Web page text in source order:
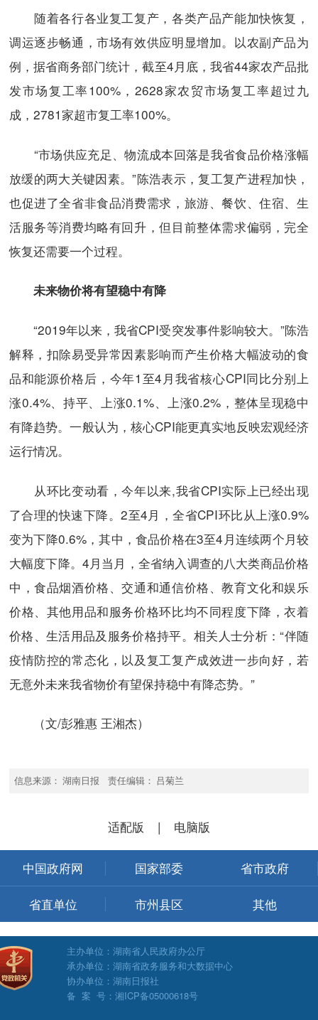
随着各行各业复工复产，各类产品产能加快恢复，
调运逐步畅通，市场有效供应明显增加。以农副产品为
例，据省商务部门统计，截至4月底，我省44家农产品批
发市场复工率100%，2628家农贸市场复工率超过九
成，2781家超市复工率100%。
“市场供应充足、物流成本回落是我省食品价格涨幅
放缓的两大关键因素。”陈浩表示，复工复产进程加快，
也促进了全省非食品消费需求，旅游、餐饮、住宿、生
活服务等消费均略有回升，但目前整体需求偏弱，完全
恢复还需要一个过程。
未来物价将有望稳中有降
“2019年以来，我省CPI受突发事件影响较大。”陈浩
解释，扣除易受异常因素影响而产生价格大幅波动的食
品和能源价格后，今年1至4月我省核心CPI同比分别上
涨0.4%、持平、上涨0.1%、上涨0.2%，整体呈现稳中
有降趋势。一般认为，核心CPI能更真实地反映宏观经济
运行情况。
从环比变动看，今年以来,我省CPI实际上已经出现
了合理的快速下降。2至4月，全省CPI环比从上涨0.9%
变为下降0.6%，其中，食品价格在3至4月连续两个月较
大幅度下降。4月当月，全省纳入调查的八大类商品价格
中，食品烟酒价格、交通和通信价格、教育文化和娱乐
价格、其他用品和服务价格环比均不同程度下降，衣着
价格、生活用品及服务价格持平。相关人士分析：“伴随
疫情防控的常态化，以及复工复产成效进一步向好，若
无意外未来我省物价有望保持稳中有降态势。”
（文/彭雅惠 王湘杰）
信息来源： 湖南日报 责任编辑： 吕菊兰
适配版 | 电脑版
中国政府网 国家部委 省市政府
省直单位 市州县区 其他
主办单位：湖南省人民政府办公厅
承办单位：湖南省政务服务和大数据中心
协办单位：湖南日报社
备 案 号：湘ICP备05000618号